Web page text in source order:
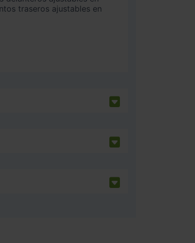
traseros ajustables en